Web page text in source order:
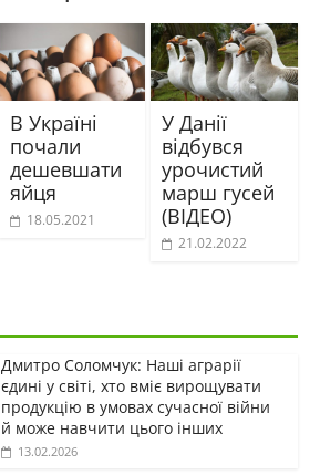
В Україні
почали
дешевшати
яйця
18.05.2021
У Данії
відбувся
урочистий
марш гусей
(ВІДЕО)
21.02.2022
Дмитро Соломчук: Наші аграрії
єдині у світі, хто вміє вирощувати
продукцію в умовах сучасної війни
й може навчити цього інших
13.02.2026